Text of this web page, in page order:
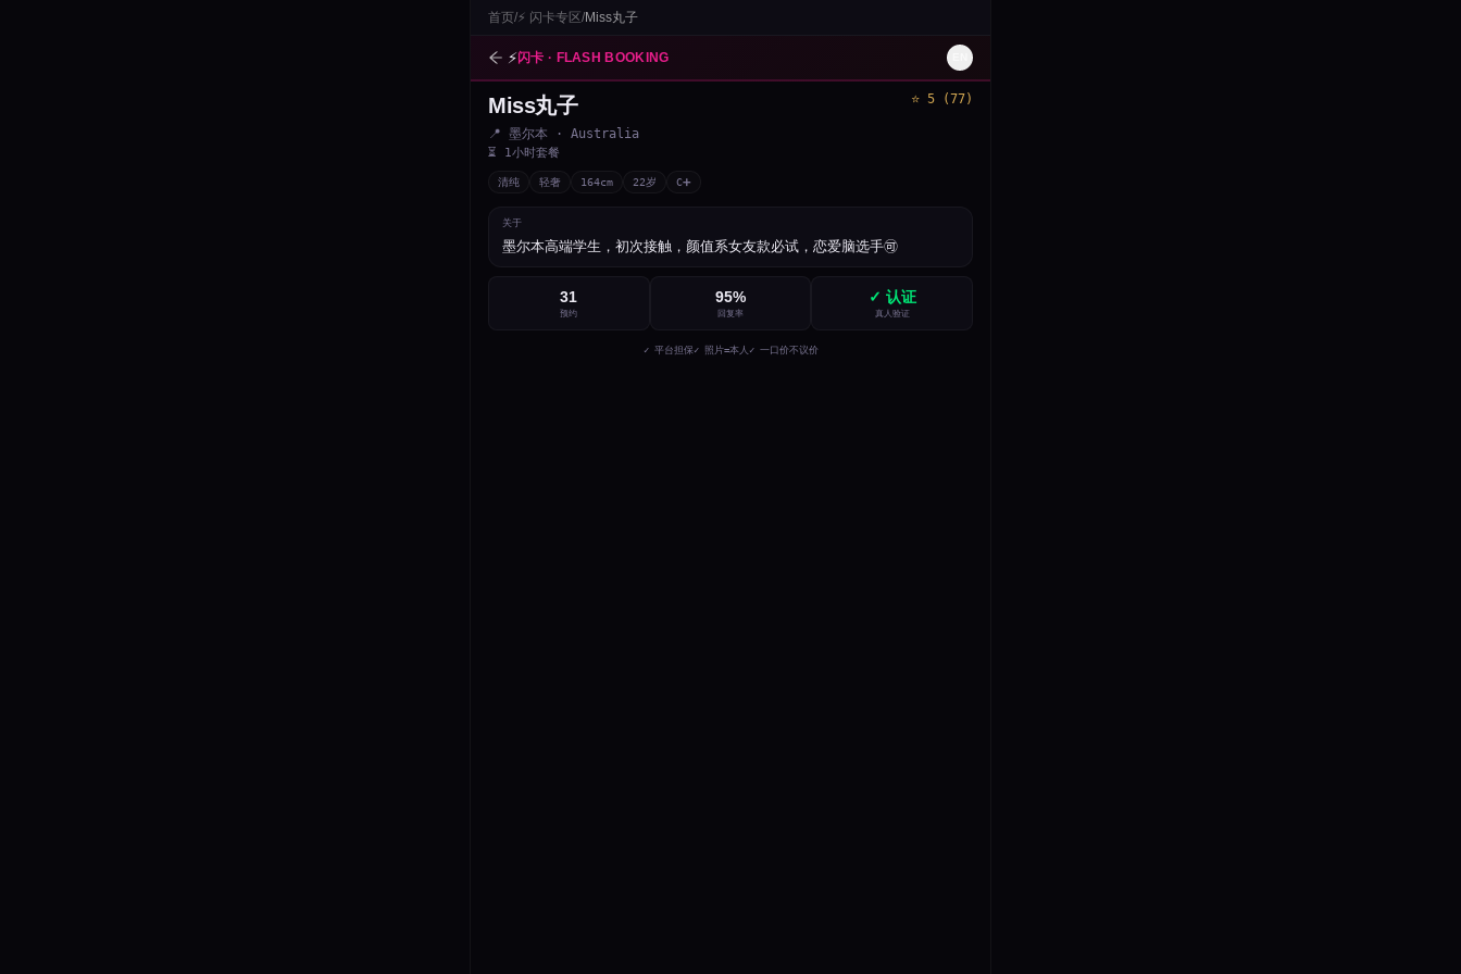
首页/⚡ 闪卡专区/Miss丸子
⚡闪卡 · FLASH BOOKING
1 /3
Miss丸子 ⭐ 5 (77)
📍 墨尔本 · Australia
⏳ 1小时套餐
清纯 轻奢 164cm 22岁 C➕
关于
墨尔本高端学生，初次接触，颜值系女友款必试，恋爱脑选手🉑
31
预约
95%
回复率
✓ 认证
真人验证
✓ 平台担保✓ 照片=本人 ✓ 一口价不议价